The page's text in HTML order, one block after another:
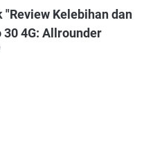
Kelebihan dan
4G: Allrounder